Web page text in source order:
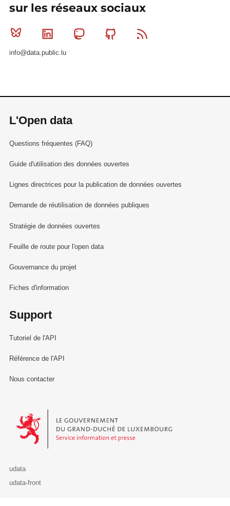
sur les réseaux sociaux
Bluesky Linkedin MastodonGithub
info@data.public.lu
L'Open data
Questions fréquentes (FAQ)
Guide d'utilisation des données ouvertes
Lignes directrices pour la publication de données ouvertes
Demande de réutilisation de données publiques
Stratégie de données ouvertes
Feuille de route pour l'open data
Gouvernance du projet
Fiches d'information
Support
Tutoriel de l'API
Référence de l'API
Nous contacter
Le Gouvernement du Grand-Duché de Luxembourg - Service
udata
udata-front